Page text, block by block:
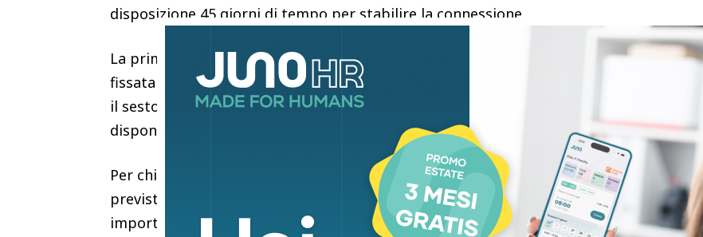
disposizione 45 giorni di tempo per stabilire la connessione.
La prima scadenza in calendario riguarda i sistemi in uso al 31 gennaio 2026 ed è
fissata al 20 aprile. A regime, per le nuove attivazioni o variazioni si può procedere tra
il sesto e l’ultimo giorno del secondo mese successivo alla data di effettiva
disponibilità degli strumenti utilizzati.
Per chi non rispetta le scadenze in calendario, non collegando POS e registratori, è
prevista la stessa sanzione già in vigore per chi non si dota di una cassa con un
importo che va da 1.000 a 4.000 euro.